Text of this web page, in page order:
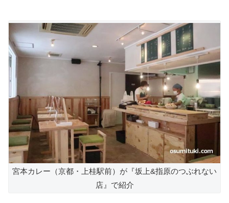
宮本カレー（京都・上桂駅前）が『坂上&指原のつぶれない
店』で紹介